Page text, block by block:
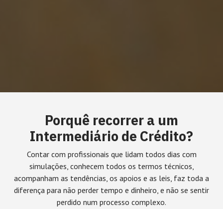
Porquê recorrer a um
Intermediário de Crédito?
Contar com profissionais que lidam todos dias com
simulações, conhecem todos os termos técnicos,
acompanham as tendências, os apoios e as leis, faz toda a
diferença para não perder tempo e dinheiro, e não se sentir
perdido num processo complexo.